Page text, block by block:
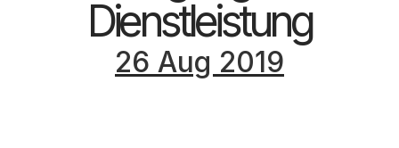
Dienstleistung
26 Aug 2019